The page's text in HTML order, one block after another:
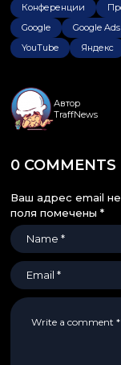
Конференции
Google
Google Ads
YouTube
Яндекс
Автор
TraffNews
0 COMMENTS
Ваш адрес email
поля помечены *